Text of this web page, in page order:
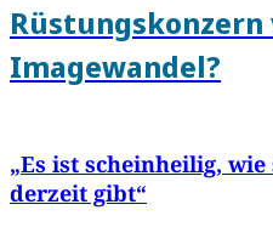
Rüstungskonzern
Imagewandel?
„Es ist scheinheilig,
derzeit gibt“